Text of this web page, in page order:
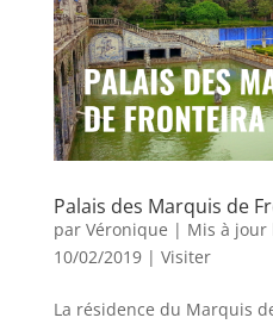
Palais des Marquis de
par Véronique | Mis à jour
10/02/2019| Visiter
La résidence du Marquis